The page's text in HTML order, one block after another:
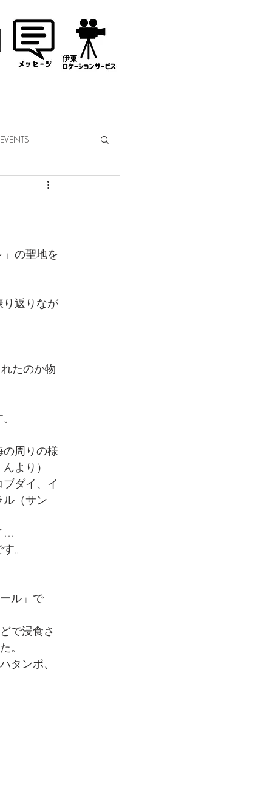
EVENTS
の聖地を
返りなが
たのか物
周りの様
より）
ダイ、イ
（サン
…
。
ル」で
で浸食さ
。
タンポ、